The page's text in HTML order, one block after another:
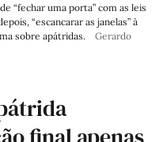
“fechar uma porta” com as leis
“escancarar as janelas” à
sobre apátridas.
Gerardo